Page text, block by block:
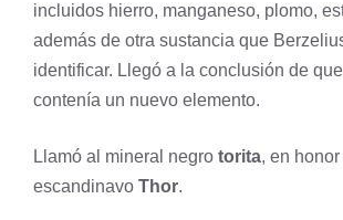
incluidos hierro, manganeso, plomo,
además de otra sustancia que
identificar. Llegó a la conclusión de
contenía un nuevo elemento.
Llamó al mineral negro torita, en
escandinavo Thor.